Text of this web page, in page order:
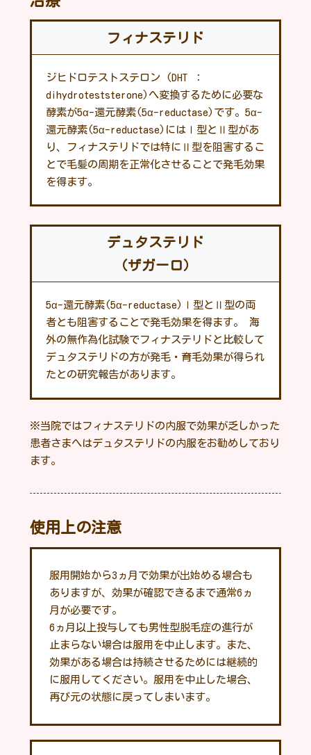
フィナステリド
ジヒドロテストステロン (DHT ：
dihydroteststerone)へ変換するために必要な
酵素が5α-還元酵素(5α-reductase)です。5α-
還元酵素(5α-reductase)にはⅠ型とⅡ型があ
り、フィナステリドでは特にⅡ型を阻害するこ
とで毛髪の周期を正常化させることで発毛効果
を得ます。
デュタステリド
（ザガーロ）
5α-還元酵素(5α-reductase)Ⅰ型とⅡ型の両
者とも阻害することで発毛効果を得ます。 海
外の無作為化試験でフィナステリドと比較して
デュタステリドの方が発毛・育毛効果が得られ
たとの研究報告があります。
※当院ではフィナステリドの内服で効果が乏しかった
患者さまへはデュタステリドの内服をお勧めしており
ます。
使用上の注意
服用開始から3ヵ月で効果が出始める場合も
ありますが、効果が確認できるまで通常6ヵ
月が必要です。
6ヵ月以上投与しても男性型脱毛症の進行が
止まらない場合は服用を中止します。また、
効果がある場合は持続させるためには継続的
に服用してください。服用を中止した場合、
再び元の状態に戻ってしまいます。